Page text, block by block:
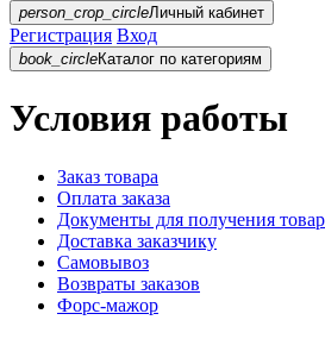
person_crop_circleЛичный кабинет
Регистрация Вход
book_circleКаталог по категориям
Условия работы
Заказ товара
Оплата заказа
Документы для получения
Доставка заказчику
Самовывоз
Возвраты заказов
Форс-мажор